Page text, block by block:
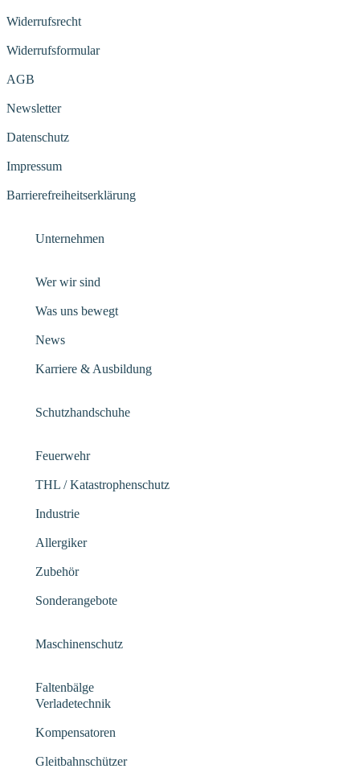
Widerrufsrecht
Widerrufsformular
AGB
Newsletter
Datenschutz
Impressum
Barrierefreiheitserklärung
Unternehmen
Wer wir sind
Was uns bewegt
News
Karriere & Ausbildung
Schutzhandschuhe
Feuerwehr
THL / Katastrophenschutz
Industrie
Allergiker
Zubehör
Sonderangebote
Maschinenschutz
Faltenbälge
Verladetechnik
Kompensatoren
Gleitbahnschützer